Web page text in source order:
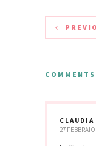
COMMENTS
CLAUDIA
27